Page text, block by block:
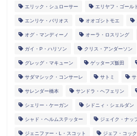
エリック・シュローサー エリヤフ・ゴール
エンリケ・バリオス オオゴシトモエ
オグ・マンディーノ オーラ・ロスリング
ガイ・P・ハリソン クリス・アンダーソン
グレッグ・マキューン ゲッターズ飯田
サダマシック・コンサーレ サトミ
サレンダー橋本 サンドラ・ヘフェリン
シェリー・ケーガン シドニィ・シェルダン
シャド・ヘルムステッター ジェイク・ナッ
ジェニファー・L・スコット ジェフ・コック